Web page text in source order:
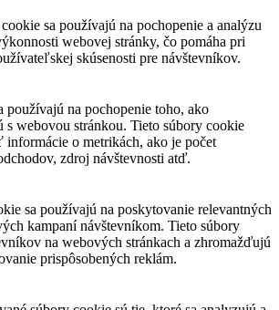
sa používajú na pochopenie a analýzu
webovej stránky, čo pomáha pri
skúsenosti pre návštevníkov.
používajú na pochopenie toho, ako
s webovou stránkou. Tieto súbory cookie
informácie o metrikách, ako je počet
zdroj návštevnosti atď.
sa používajú na poskytovanie relevantných
kampaní návštevníkom. Tieto súbory
na webových stránkach a zhromažďujú
prispôsobených reklám.